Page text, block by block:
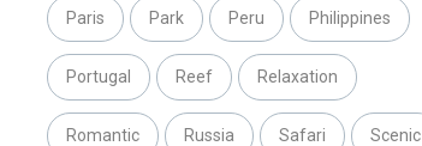
Paris Park Peru Philippines
Portugal Reef Relaxation
Romantic Russia Safari Scenic